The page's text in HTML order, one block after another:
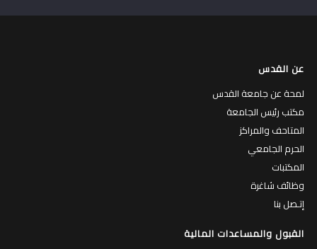
عن القدس
لمحة عن جامعة القدس
مكتب رئيس الجامعة
المتاحف والمراكز
الحرم الجامعي
المكتبات
وظائف شاغرة
إتـصل بنا
القبول والمساعدات المالية